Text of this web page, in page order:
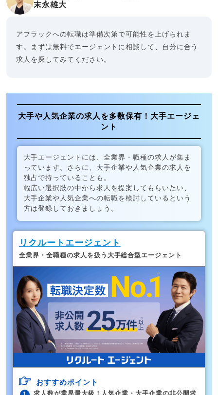
末永雄大
アフラックへの転職は準備次第で可能性を上げられま
す。まずは無料でエージェントに相談して、自分に合う
求人を探してみてください。
大手や人気企業の求人を多数保有！大手エージェ
ント
大手エージェントには、全業界・職種の求人が集ま
っています。さらに、大手企業や人気企業の求人を
独占で持っていることも。
幅広い選択肢の中から求人を提案してもらいたい、
大手企業や人気企業への転職を検討しているという
方は登録しておきましょう。
リクルートエージェント
全業界・全職種の求人を扱う大手総合型エージェント
おすすめポイント